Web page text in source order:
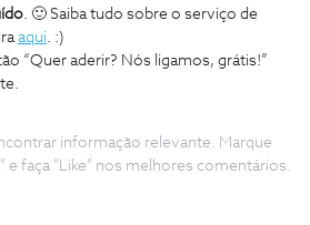
. 🙂 Saiba tudo sobre o serviço de
aqui. :)
“Quer aderir? Nós ligamos, grátis!”
informação relevante. Marque
e faça "Like" nos melhores comentários.